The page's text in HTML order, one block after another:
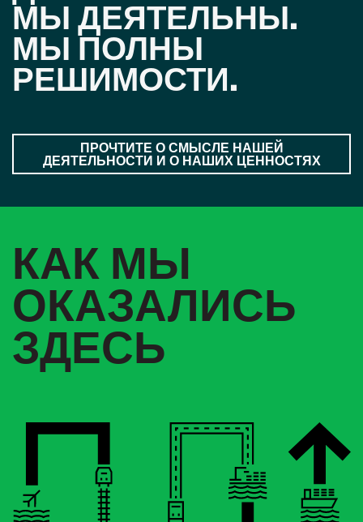
МЫ ДЕЯТЕЛЬНЫ.
МЫ ПОЛНЫ
РЕШИМОСТИ.
ПРОЧТИТЕ О СМЫСЛЕ НАШЕЙ
ДЕЯТЕЛЬНОСТИ И О НАШИХ ЦЕННОСТЯХ
КАК МЫ
ОКАЗАЛИСЬ
ЗДЕСЬ